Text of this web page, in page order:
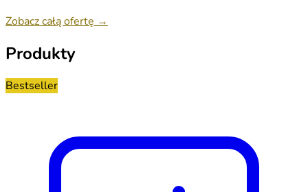
Zobacz całą ofertę →
Produkty
Bestseller